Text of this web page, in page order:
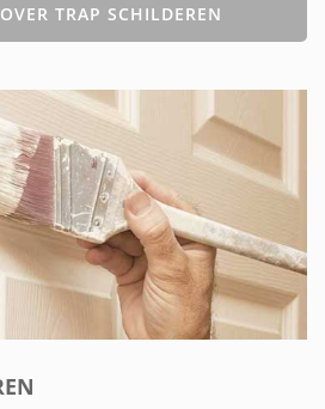
TRAP SCHILDEREN